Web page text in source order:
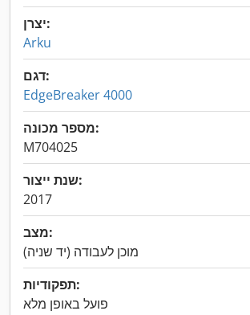
יצרן:
Arku
דגם:
EdgeBreaker 4000
מספר מכונה:
M704025
שנת ייצור:
2017
מצב:
מוכן לעבודה (יד שניה)
תפקודיות:
פועל באופן מלא